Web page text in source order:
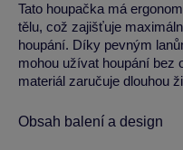
Tato houpačka má
tělu, což zajišťuje
houpání. Díky pevným
mohou užívat houpání bez
materiál zaručuje dlouhou
Obsah balení a design